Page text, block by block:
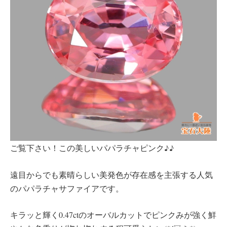
ご覧下さい！この美しいパパラチャピンク♪♪
遠目からでも素晴らしい美発色が存在感を主張する人気
のパパラチャサファイアです。
キラッと輝く0.47ctのオーバルカットでピンクみが強く鮮